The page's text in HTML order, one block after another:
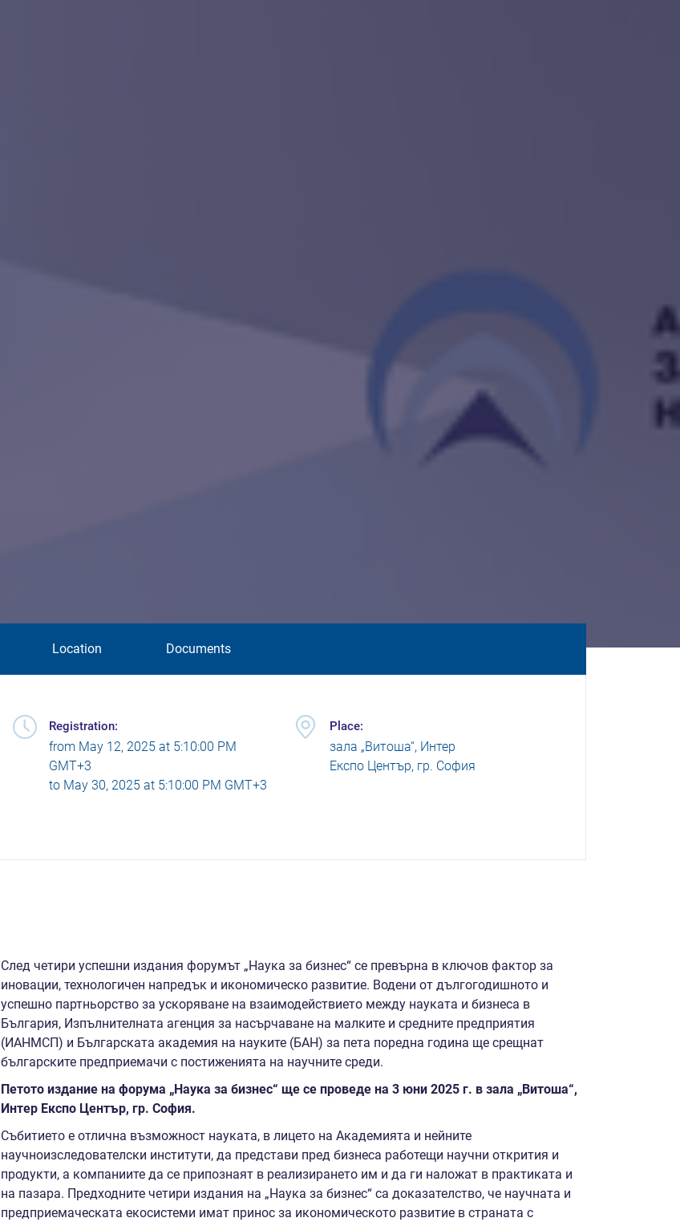
Location Documents
Registration:
from May 12, 2025 at 5:10:00 PM
GMT+3
to May 30, 2025 at 5:10:00 PM GMT+3
Place:
зала „Витоша“, Интер
Експо Център, гр. София
След четири успешни издания форумът „Наука за бизнес“ се превърна в ключов фактор за
иновации, технологичен напредък и икономическо развитие. Водени от дългогодишното и
успешно партньорство за ускоряване на взаимодействието между науката и бизнеса в
България, Изпълнителната агенция за насърчаване на малките и средните предприятия
(ИАНМСП) и Българската академия на науките (БАН) за пета поредна година ще срещнат
българските предприемачи с постиженията на научните среди.
Петото издание на форума „Наука за бизнес“ ще се проведе на 3 юни 2025 г. в зала „Витоша“,
Интер Експо Център, гр. София.
Събитието е отлична възможност науката, в лицето на Академията и нейните
научноизследователски институти, да представи пред бизнеса работещи научни открития и
продукти, а компаниите да се припознаят в реализирането им и да ги наложат в практиката и
на пазара. Предходните четири издания на „Наука за бизнес“ са доказателство, че научната и
предприемаческата екосистеми имат принос за икономическото развитие в страната с